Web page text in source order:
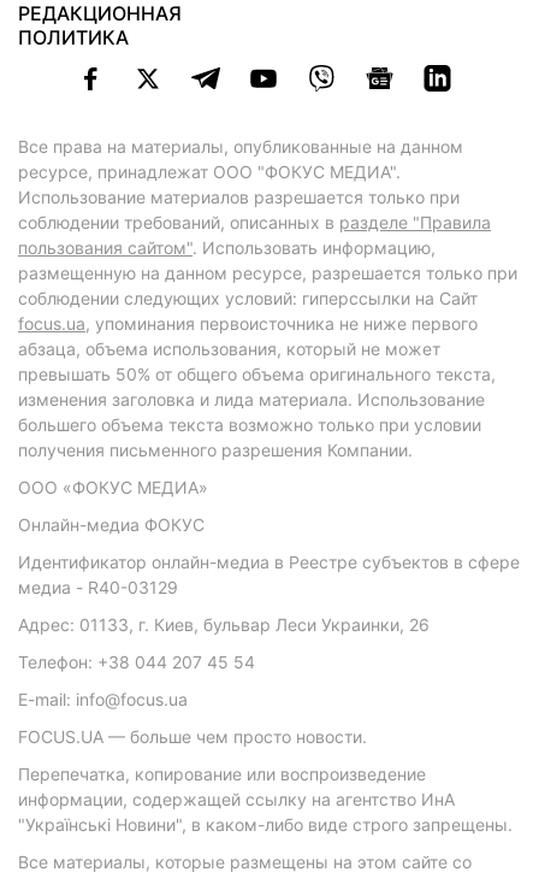
РЕДАКЦИОННАЯ
ПОЛИТИКА
Все права на материалы, опубликованные на данном
ресурсе, принадлежат ООО "ФОКУС МЕДИА".
Использование материалов разрешается только при
соблюдении требований, описанных в разделе "Правила
пользования сайтом". Использовать информацию,
размещенную на данном ресурсе, разрешается только при
соблюдении следующих условий: гиперссылки на Сайт
focus.ua, упоминания первоисточника не ниже первого
абзаца, объема использования, который не может
превышать 50% от общего объема оригинального текста,
изменения заголовка и лида материала. Использование
большего объема текста возможно только при условии
получения письменного разрешения Компании.
ООО «ФОКУС МЕДИА»
Онлайн-медиа ФОКУС
Идентификатор онлайн-медиа в Реестре субъектов в сфере
медиа - R40-03129
Адрес: 01133, г. Киев, бульвар Леси Украинки, 26
Телефон: +38 044 207 45 54
E-mail: info@focus.ua
FOCUS.UA — больше чем просто новости.
Перепечатка, копирование или воспроизведение
информации, содержащей ссылку на агентство ИнА
"Українські Новини", в каком-либо виде строго запрещены.
Все материалы, которые размещены на этом сайте со